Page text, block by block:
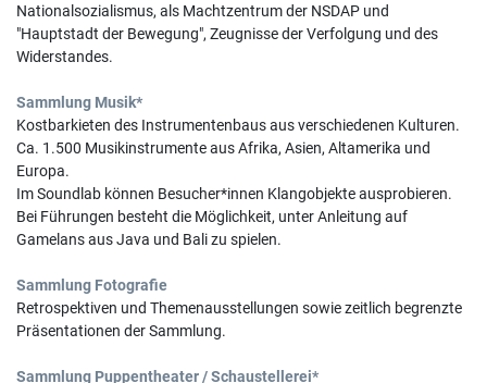
Nationalsozialismus, als Machtzentrum der NSDAP und
"Hauptstadt der Bewegung", Zeugnisse der Verfolgung und des
Widerstandes.
Sammlung Musik*
Kostbarkieten des Instrumentenbaus aus verschiedenen Kulturen.
Ca. 1.500 Musikinstrumente aus Afrika, Asien, Altamerika und
Europa.
Im Soundlab können Besucher*innen Klangobjekte ausprobieren.
Bei Führungen besteht die Möglichkeit, unter Anleitung auf
Gamelans aus Java und Bali zu spielen.
Sammlung Fotografie
Retrospektiven und Themenausstellungen sowie zeitlich begrenzte
Präsentationen der Sammlung.
Sammlung Puppentheater / Schaustellerei*